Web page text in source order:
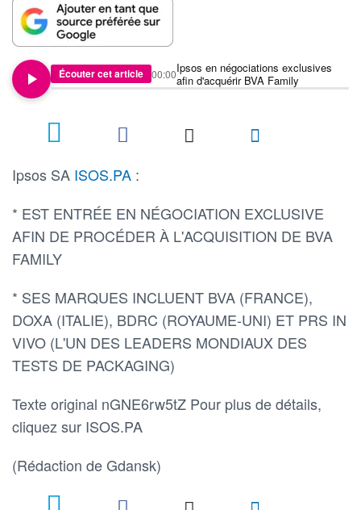
Écouter cet article
Ipsos en négociations exclusives
afin d'acquérir BVA Family
00:00
Ipsos SA ISOS.PA :
* EST ENTRÉE EN NÉGOCIATION EXCLUSIVE
AFIN DE PROCÉDER À L'ACQUISITION DE BVA
FAMILY
* SES MARQUES INCLUENT BVA (FRANCE),
DOXA (ITALIE), BDRC (ROYAUME-UNI) ET PRS IN
VIVO (L'UN DES LEADERS MONDIAUX DES
TESTS DE PACKAGING)
Texte original nGNE6rw5tZ Pour plus de détails,
cliquez sur ISOS.PA
(Rédaction de Gdansk)